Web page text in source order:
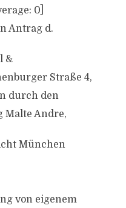
0]
Antrag d.
&
Straße 4,
durch den
Malte Andre,
München
von eigenem